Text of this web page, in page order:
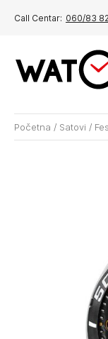
Call Centar: 060/83
Početna / Satovi /